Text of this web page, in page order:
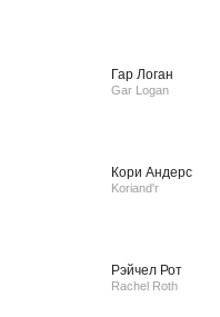
Гар Логан
Gar Logan
Кори Андерс
Koriand'r
Рэйчел Рот
Rachel Roth